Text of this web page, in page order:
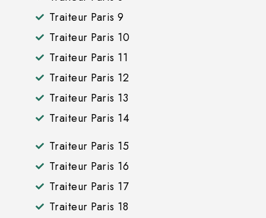
Traiteur Paris 9
Traiteur Paris 10
Traiteur Paris 11
Traiteur Paris 12
Traiteur Paris 13
Traiteur Paris 14
Traiteur Paris 15
Traiteur Paris 16
Traiteur Paris 17
Traiteur Paris 18